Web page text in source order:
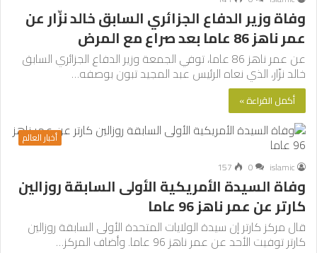
وفاة وزير الدفاع الجزائري السابق خالد نزّار عن
عمر ناهز 86 عاما بعد صراع مع المرض
عن عمر ناهز 86 عاما، توفي الجمعة وزير الدفاع الجزائري السابق
خالد نزّار، الذي نعاه الرئيس عبد المجيد تبون بوصفه…
أكمل القراءة »
أخبار العالم
islamic
0
157
وفاة السيدة الأمريكية الأولى السابقة روزالين
كارتر عن عمر ناهز 96 عاما
قال مركز كارتر إن سيدة الولايات المتحدة الأولى السابقة روزالين
كارتر توفيت الأحد عن عمر ناهز 96 عاما. وأضاف المركز…